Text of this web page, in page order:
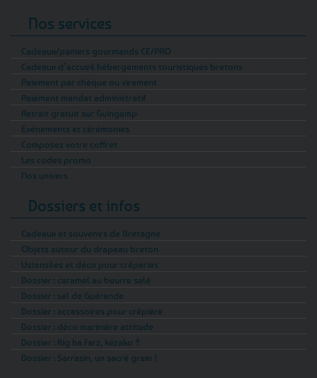
Nos services
Cadeaux/paniers gourmands CE/PRO
Cadeaux d’accueil hébergements touristiques bretons
Paiement par chèque ou virement
Paiement mandat administratif
Retrait gratuit sur Guingamp
Evénements et cérémonies
Composez votre coffret
Les codes promo
Nos univers
Dossiers et infos
Cadeaux et souvenirs de Bretagne
Objets autour du drapeau breton
Ustensiles et déco pour crêperies
Dossier : caramel au beurre salé
Dossier : sel de Guérande
Dossier : accessoires pour crêpière
Dossier : déco marinière attitude
Dossier : Kig ha Farz, kézako ?
Dossier : Sarrasin, un sacré grain !